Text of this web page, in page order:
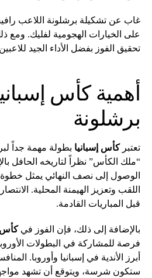
غاب عن تشكيلة برشلونة اللاعب
على الخيارات الهجومية لفليك. ومع
تحقيق الفوز بفضل الأداء الجيد
أهمية كأس
برشلونة
تعتبركأس إسبانيا بطولة مهمة جداً
“ملك الكأس” نظراً لتاريخه الحافل
الوصول إلى نصف النهائي يمثل
اللقب وتعزيز الهيمنة المحلية.
قبل المباريات القادمة.
بالإضافة إلى ذلك، فإن الفوز فيكأس
فرصة للمشاركة في البطولات
أبرز الأندية في إسبانيا وأوروبا.
ستكون شرسة، ويتوقع أن تشهد